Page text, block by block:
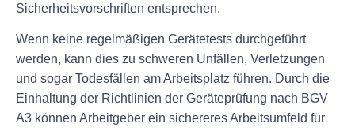
Sicherheitsvorschriften entsprechen.
Wenn keine regelmäßigen Gerätetests durchgeführt
werden, kann dies zu schweren Unfällen, Verletzungen
und sogar Todesfällen am Arbeitsplatz führen. Durch die
Einhaltung der Richtlinien der Geräteprüfung nach BGV
A3 können Arbeitgeber ein sichereres Arbeitsumfeld für